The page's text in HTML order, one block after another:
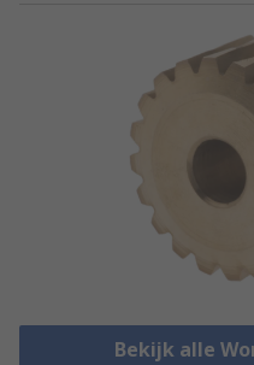
Bekijk alle